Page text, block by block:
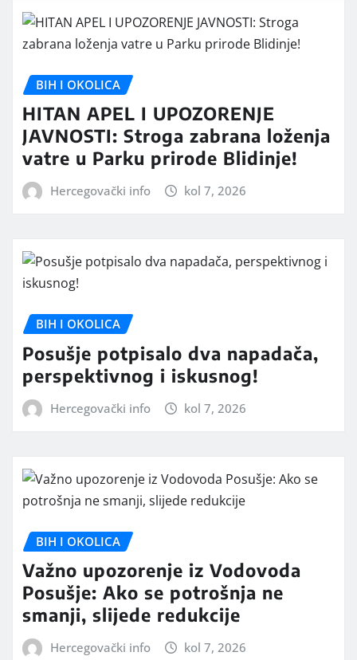
BIH I OKOLICA
HITAN APEL I UPOZORENJE
JAVNOSTI: Stroga zabrana loženja
vatre u Parku prirode Blidinje!
Hercegovački info kol 7, 2026
BIH I OKOLICA
Posušje potpisalo dva napadača,
perspektivnog i iskusnog!
Hercegovački info kol 7, 2026
BIH I OKOLICA
Važno upozorenje iz Vodovoda
Posušje: Ako se potrošnja ne
smanji, slijede redukcije
Hercegovački info kol 7, 2026